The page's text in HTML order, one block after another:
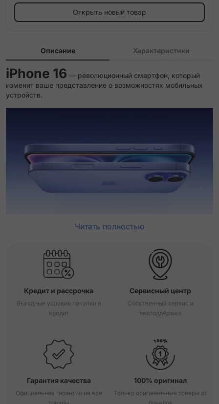
Открыть новый товар
Описание Характеристики
iPhone 16 — революционный смартфон, который
изменит ваше представление о возможностях мобильных
устройств.
Читать полностью
Кредит и рассрочка
Выгодные условия покупки в
кредит
Сервисный центр
Собственный сервис и
техподдержка
Гарантия качества
Официальная гарантия на все
100% оригинал
Только оригинальные товары от